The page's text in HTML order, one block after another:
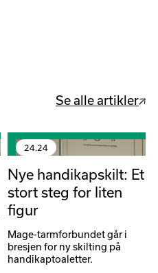
Se alle artikler
24.24
Nye handikapskilt: Et
stort steg for liten
figur
Mage-tarmforbundet går i
bresjen for ny skilting på
handikaptoaletter.